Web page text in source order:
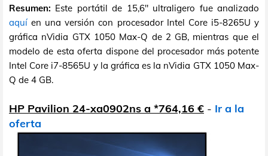
Resumen: Este portátil de 15,6" ultraligero fue analizado
aquí en una versión con procesador Intel Core i5-8265U y
gráfica nVidia GTX 1050 Max-Q de 2 GB, mientras que el
modelo de esta oferta dispone del procesador más potente
Intel Core i7-8565U y la gráfica es la nVidia GTX 1050 Max-
Q de 4 GB.
HP Pavilion 24-xa0902ns a *764,16 € - Ir a la
oferta